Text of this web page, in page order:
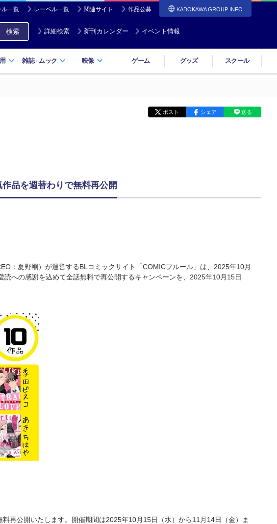
ル一覧 レーベル一覧 関連サイト 作品公募 KADOKAWA GROUP INFO
検索 詳細検索 新刊カレンダー イベント情報
雑誌・ ムック 映像 ゲーム グッズ スクール
ポスト シェア 送る
品を週替わりで無料再公開
：夏野剛）が運営するBLコミックサイト「COMICフルール」は、2025年10月
への感謝を込めて全話無料で再公開するキャンペーンを、2025年10月15日
再公開いたします。開催期間は2025年10月15日（水）から11月14日（金）ま